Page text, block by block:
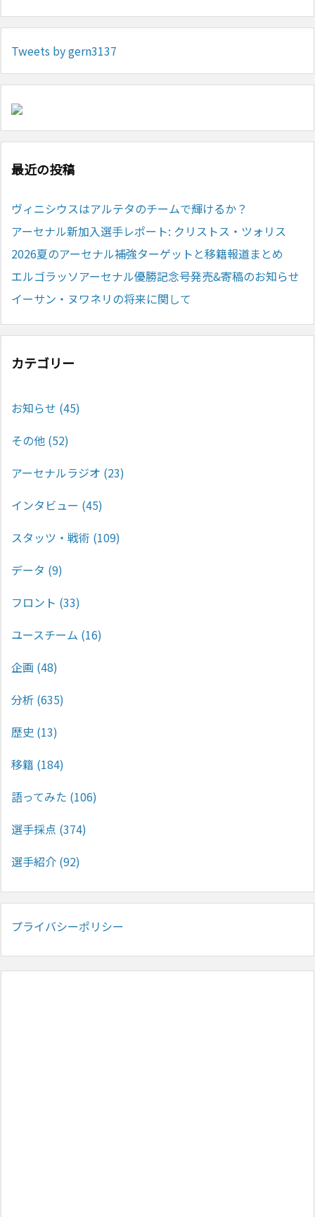
Tweets by gern3137
最近の投稿
ヴィニシウスはアルテタのチームで輝けるか？
アーセナル新加入選手レポート: クリストス・ツォリス
2026夏のアーセナル補強ターゲットと移籍報道まとめ
エルゴラッソアーセナル優勝記念号発売&寄稿のお知らせ
イーサン・ヌワネリの将来に関して
カテゴリー
お知らせ (45)
その他 (52)
アーセナルラジオ (23)
インタビュー (45)
スタッツ・戦術 (109)
データ (9)
フロント (33)
ユースチーム (16)
企画 (48)
分析 (635)
歴史 (13)
移籍 (184)
語ってみた (106)
選手採点 (374)
選手紹介 (92)
プライバシーポリシー